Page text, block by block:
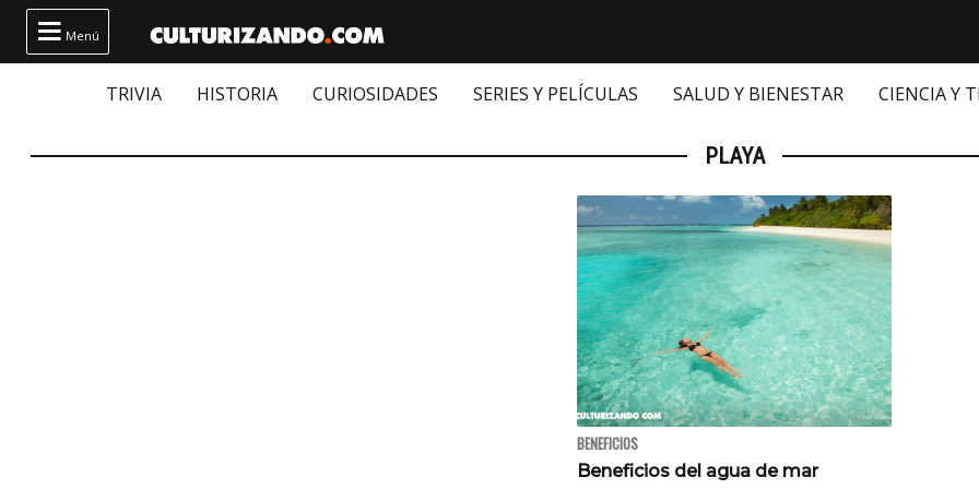
 Menú
TRIVIA HISTORIA CURIOSIDADES SERIES Y PELÍCULAS SALUD Y BIENESTAR CIENCIA Y
PLAYA
BENEFICIOS
Beneficios del agua de mar